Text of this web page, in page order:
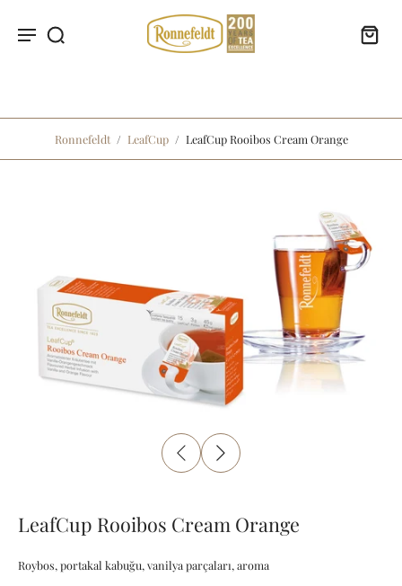
Ronnefeldt / LeafCup / LeafCup Rooibos Cream Orange
LeafCup Rooibos Cream Orange
Roybos, portakal kabuğu, vanilya parçaları, aroma